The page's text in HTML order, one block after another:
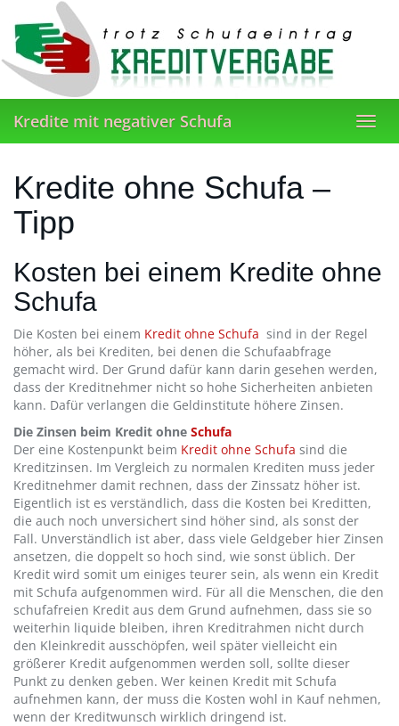
main
content
Kredite mit negativer Schufa
Kredite ohne Schufa –
Tipp
Kosten bei einem Kredite ohne
Schufa
Die Kosten bei einem Kredit ohne Schufa sind in der Regel
höher, als bei Krediten, bei denen die Schufaabfrage
gemacht wird. Der Grund dafür kann darin gesehen werden,
dass der Kreditnehmer nicht so hohe Sicherheiten anbieten
kann. Dafür verlangen die Geldinstitute höhere Zinsen.
Die Zinsen beim Kredit ohne Schufa
Der eine Kostenpunkt beim Kredit ohne Schufa sind die
Kreditzinsen. Im Vergleich zu normalen Krediten muss jeder
Kreditnehmer damit rechnen, dass der Zinssatz höher ist.
Eigentlich ist es verständlich, dass die Kosten bei Kreditten,
die auch noch unversichert sind höher sind, als sonst der
Fall. Unverständlich ist aber, dass viele Geldgeber hier Zinsen
ansetzen, die doppelt so hoch sind, wie sonst üblich. Der
Kredit wird somit um einiges teurer sein, als wenn ein Kredit
mit Schufa aufgenommen wird. Für all die Menschen, die den
schufafreien Kredit aus dem Grund aufnehmen, dass sie so
weiterhin liquide bleiben, ihren Kreditrahmen nicht durch
den Kleinkredit ausschöpfen, weil später vielleicht ein
größerer Kredit aufgenommen werden soll, sollte dieser
Punkt zu denken geben. Wer keinen Kredit mit Schufa
aufnehmen kann, der muss die Kosten wohl in Kauf nehmen,
wenn der Kreditwunsch wirklich dringend ist.